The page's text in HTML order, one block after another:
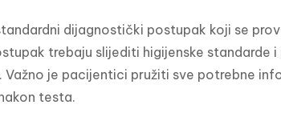
dijagnostički postupak koji se
trebaju slijediti higijenske standarde
je pacijentici pružiti sve potrebne
testa.